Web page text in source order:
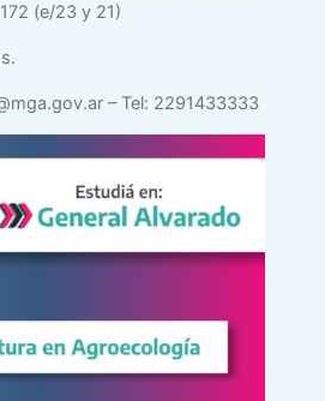
(e/23 y 21)
– Tel: 2291433333